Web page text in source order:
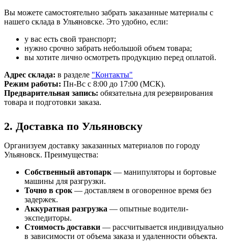
Вы можете самостоятельно забрать заказанные материалы с
нашего склада в Ульяновске. Это удобно, если:
у вас есть свой транспорт;
нужно срочно забрать небольшой объем товара;
вы хотите лично осмотреть продукцию перед оплатой.
Адрес склада: в разделе "Контакты"
Режим работы: Пн-Вс с 8:00 до 17:00 (МСК).
Предварительная запись: обязательна для резервирования
товара и подготовки заказа.
2. Доставка по Ульяновску
Организуем доставку заказанных материалов по городу
Ульяновск. Преимущества:
Собственный автопарк — манипуляторы и бортовые
машины для разгрузки.
Точно в срок — доставляем в оговоренное время без
задержек.
Аккуратная разгрузка — опытные водители-
экспедиторы.
Стоимость доставки — рассчитывается индивидуально
в зависимости от объема заказа и удаленности объекта.